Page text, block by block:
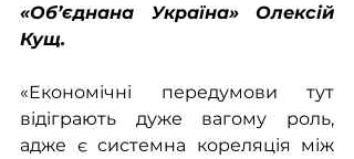
«Об’єднана Україна» Олексій
Кущ.
«Економічні передумови тут
відіграють дуже вагому роль,
адже є системна кореляція між